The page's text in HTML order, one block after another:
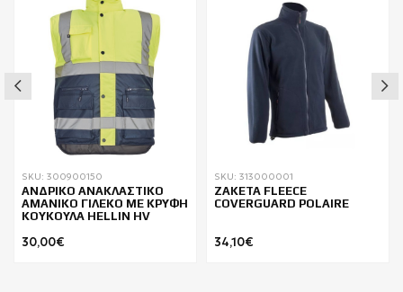
SKU: 300900150
ΑΝΔΡΙΚΟ ΑΝΑΚΛΑΣΤΙΚΟ
ΑΜΑΝΙΚΟ ΓΙΛΕΚΟ ΜΕ ΚΡΥΦΗ
ΚΟΥΚΟΥΛΑ HELLIN HV
30,00€
SKU: 313000001
ΖΑΚΕΤΑ FLEECE
COVERGUARD POLAIRE
34,10€